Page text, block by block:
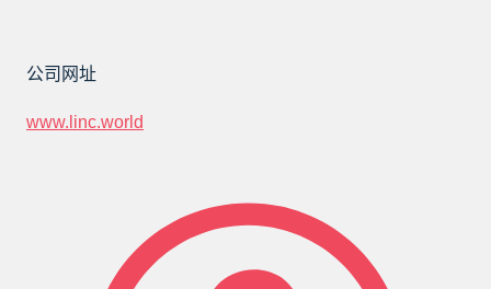
公司网址
www.linc.world